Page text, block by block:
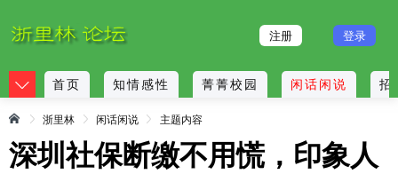
注册 登录
首页 知情感性 菁菁校园 闲话闲说 招
浙里林 闲话闲说 主题内容
深圳社保断缴不用慌，印象人